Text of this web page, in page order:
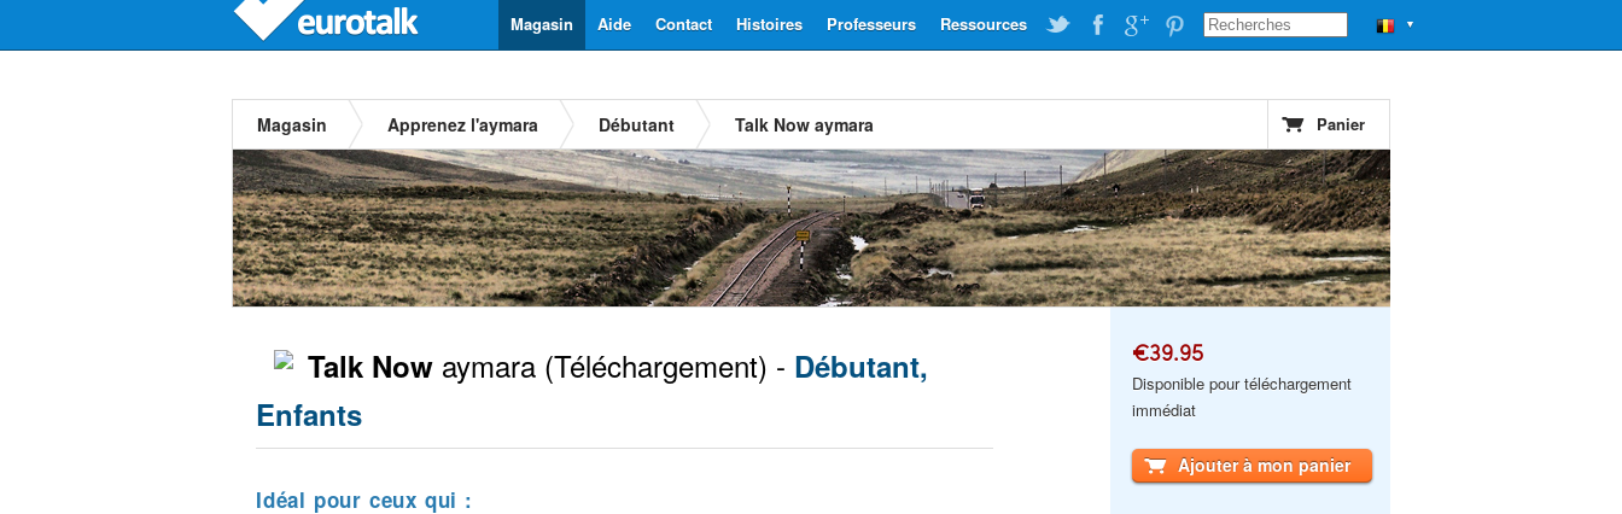
▼
Ressources
Professeurs
Histoires
Contact
Aide
Magasin
Magasin Apprenez l'aymara Débutant Talk Now aymara Panier
Talk Now aymara (Téléchargement) - Débutant,
Enfants
Idéal pour ceux qui :
€39.95
Disponible pour téléchargement
immédiat
Ajouter à mon panier